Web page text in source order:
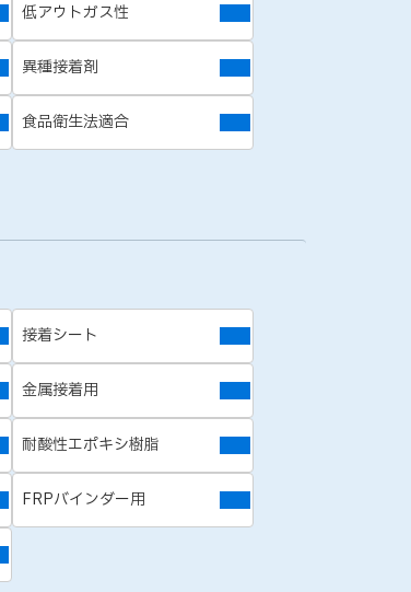
低アウトガス性
異種接着剤
食品衛生法適合
接着シート
金属接着用
耐酸性エポキシ樹脂
FRPバインダー用